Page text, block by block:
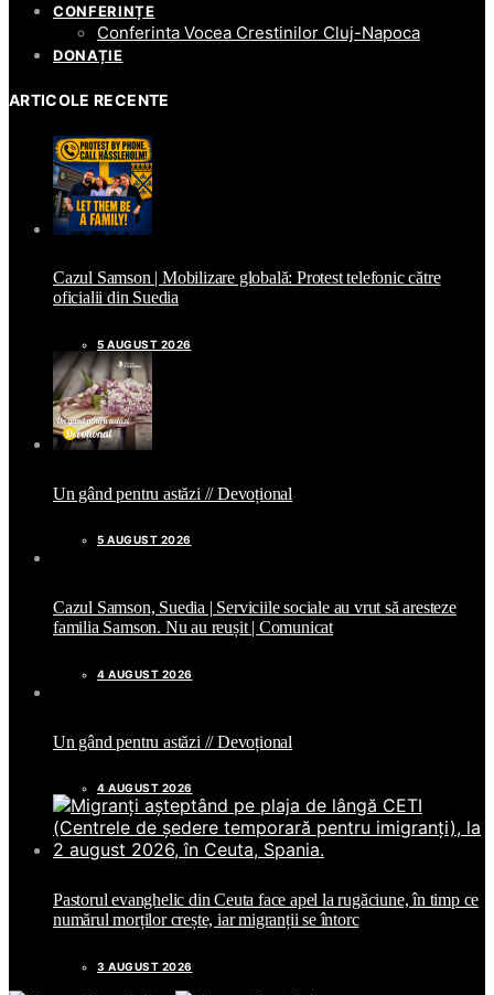
CONFERINȚE
Conferinta Vocea Crestinilor Cluj-Napoca
DONAȚIE
ARTICOLE RECENTE
Cazul Samson | Mobilizare globală: Protest telefonic către
oficialii din Suedia
5 AUGUST 2026
Un gând pentru astăzi // Devoțional
5 AUGUST 2026
Cazul Samson, Suedia | Serviciile sociale au vrut să aresteze
familia Samson. Nu au reușit | Comunicat
4 AUGUST 2026
Un gând pentru astăzi // Devoțional
4 AUGUST 2026
Pastorul evanghelic din Ceuta face apel la rugăciune, în timp ce
numărul morților crește, iar migranții se întorc
3 AUGUST 2026